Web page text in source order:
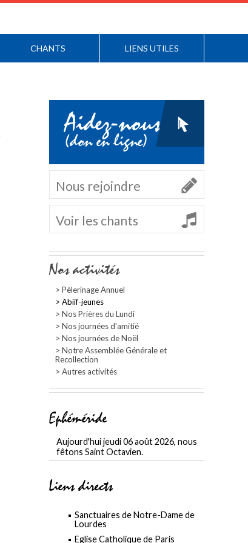
CHANTS LIENS UTILES
Aidez-nous
(don en ligne)
Nous rejoindre
Voir les chants
Navigation
Nos activités
Pèlerinage Annuel
Abiif-jeunes
Nos Prières du Lundi
Nos journées d'amitié
Nos journées de Noël
Notre Assemblée Générale et
Recollection
Autres activités
Ephéméride
Aujourd'hui jeudi 06 août 2026, nous
fêtons Saint Octavien.
Liens directs
Sanctuaires de Notre-Dame de
Lourdes
Eglise Catholique de Paris